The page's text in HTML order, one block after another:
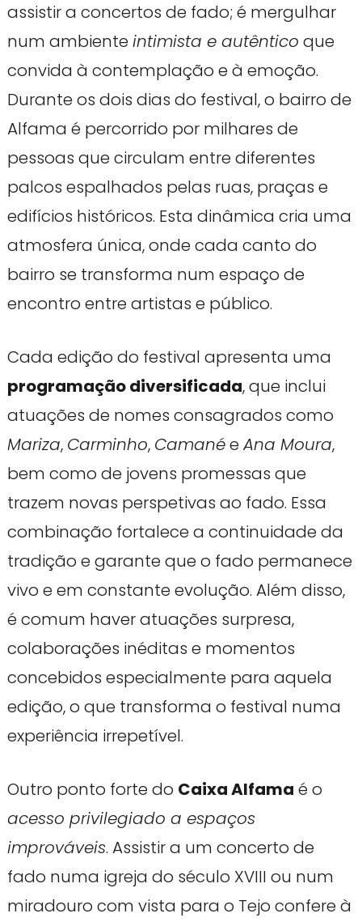
assistir a concertos de fado; é mergulhar
num ambiente intimista e autêntico que
convida à contemplação e à emoção.
Durante os dois dias do festival, o bairro de
Alfama é percorrido por milhares de
pessoas que circulam entre diferentes
palcos espalhados pelas ruas, praças e
edifícios históricos. Esta dinâmica cria uma
atmosfera única, onde cada canto do
bairro se transforma num espaço de
encontro entre artistas e público.
Cada edição do festival apresenta uma
programação diversificada, que inclui
atuações de nomes consagrados como
Mariza, Carminho, CamanéeAna Moura,
bem como de jovens promessas que
trazem novas perspetivas ao fado. Essa
combinação fortalece a continuidade da
tradição e garante que o fado permanece
vivo e em constante evolução. Além disso,
é comum haver atuações surpresa,
colaborações inéditas e momentos
concebidos especialmente para aquela
edição, o que transforma o festival numa
experiência irrepetível.
Outro ponto forte do Caixa Alfama é o
acesso privilegiado a espaços
improváveis. Assistir a um concerto de
fado numa igreja do século XVIII ou num
miradouro com vista para o Tejo confere à